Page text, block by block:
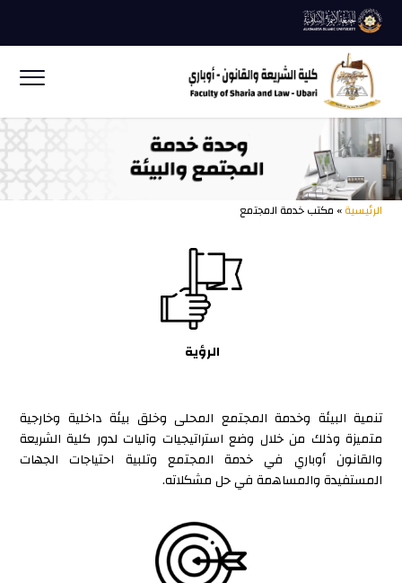
الرئيسية» مكتب خدمة المجتمع
الرؤية
تنمية البيئة وخدمة المجتمع المحلى وخلق بيئة داخلية وخارجية
متميزة وذلك من خلال وضع استراتيجيات وآليات لدور كلية الشريعة
والقانون أوباري في خدمة المجتمع وتلبية احتياجات الجهات
المستفيدة والمساهمة في حل مشكلاته.